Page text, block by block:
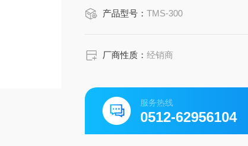
产品型号：TMS-300
厂商性质：经销商
服务热线
0512-62956104